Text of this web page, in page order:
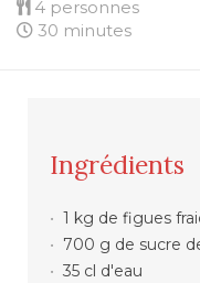
4 personnes
30 minutes
Ingrédients
1 kg de figues
700 g de sucre
35 cl d'eau